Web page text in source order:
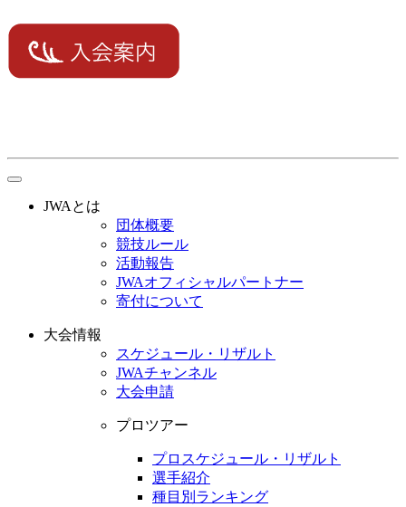
toggle
navigationJWAとは
団体概要
競技ルール
活動報告
JWAオフィシャルパートナー
寄付について
大会情報
スケジュール・リザルト
JWAチャンネル
大会申請
プロツアー
プロスケジュール・リザルト
選手紹介
種目別ランキング